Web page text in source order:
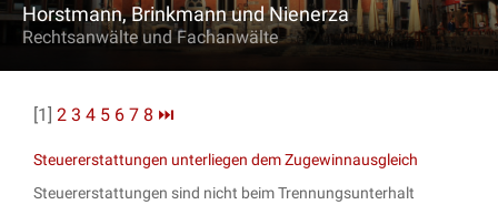
Horstmann, Brinkmann und Nienerza
Rechtsanwälte und Fachanwälte
[1] 2 3 4 5 6 7 8 ⏭
Steuererstattungen unterliegen dem Zugewinnausgleich
Steuererstattungen sind nicht beim Trennungsunterhalt